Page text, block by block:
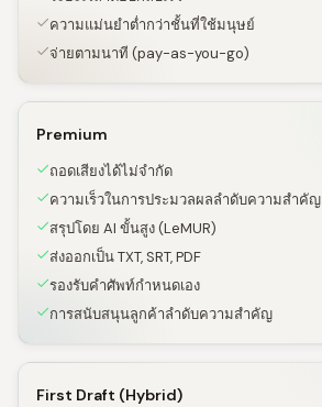
ความแม่นยำต่ำกว่าชั้นที่ใช้มนุษย์
จ่ายตามนาที (pay-as-you-go)
Premium
ถอดเสียงได้ไม่จำกัด
ความเร็วในการประมวลผลลำดับความสำคัญ
สรุปโดย AI ขั้นสูง (LeMUR)
ส่งออกเป็น TXT, SRT, PDF
รองรับคำศัพท์กำหนดเอง
การสนับสนุนลูกค้าลำดับความสำคัญ
First Draft (Hybrid)